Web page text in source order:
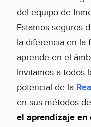
del equipo de
Estamos seguros
la diferencia en la
aprende en el
Invitamos a todos
potencial de la
en sus métodos
el aprendizaje en